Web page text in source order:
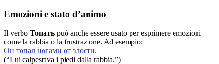
Emozioni e stato d’animo
Il verbo Топать può anche essere usato per esprimere emozioni
come la rabbia o la frustrazione. Ad esempio:
Он топал ногами от злости.
(“Lui calpestava i piedi dalla rabbia.”)